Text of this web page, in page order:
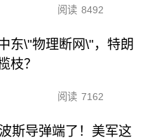
阅读 8492
东\"物理断网\"，特朗
枝？
阅读 7162
斯导弹端了！美军这